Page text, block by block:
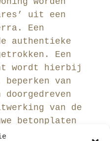
uit een
Een
authentieke
Een
wordt hierbij
beperken van
van de
betonplaten
en zorgen voor